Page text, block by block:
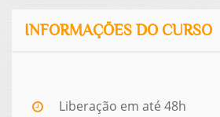
INFORMAÇÕES DO CURSO
Liberação em até 48h